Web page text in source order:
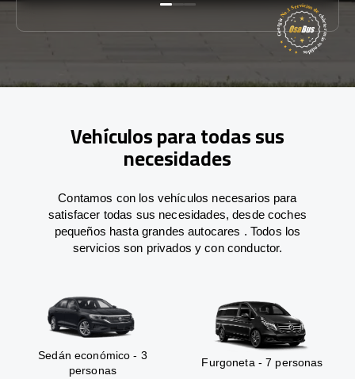
Vehículos para todas sus
necesidades
Contamos con los vehículos necesarios para
satisfacer todas sus necesidades, desde coches
pequeños hasta grandes autocares . Todos los
servicios son privados y con conductor.
Sedán económico - 3
personas
Furgoneta - 7 personas